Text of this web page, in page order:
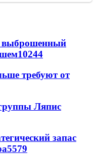
выброшенный
10244
требуют от
Ляпис
запас
5579